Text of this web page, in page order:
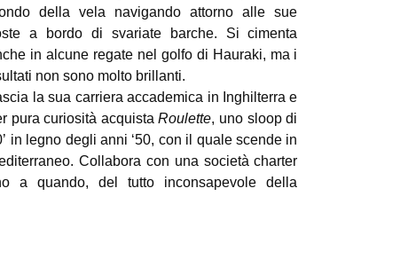
della vela navigando attorno alle sue
a bordo di svariate barche. Si cimenta
in alcune regate nel golfo di Hauraki, ma i
non sono molto brillanti.
la sua carriera accademica in Inghilterra e
pura curiosità acquistaRoulette, uno sloop di
in legno degli anni ‘50, con il quale scende in
Collabora con una società charter
a quando, del tutto inconsapevole della